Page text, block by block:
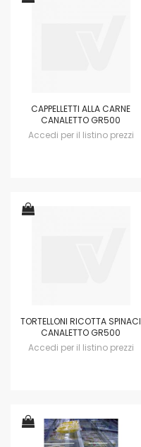
CAPPELLETTI ALLA CARNE
CANALETTO GR500
Accedi per il listino prezzi
TORTELLONI RICOTTA SPINACI
CANALETTO GR500
Accedi per il listino prezzi